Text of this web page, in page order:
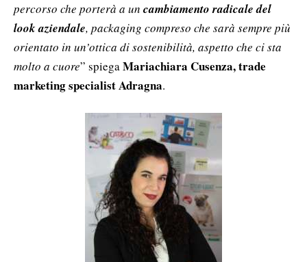
percorso che porterà a un cambiamento radicale del
look aziendale, packaging compreso che sarà sempre più
orientato in un’ottica di sostenibilità, aspetto che ci sta
molto a cuore” spiegaMariachiara Cusenza, trade
marketing specialist Adragna.